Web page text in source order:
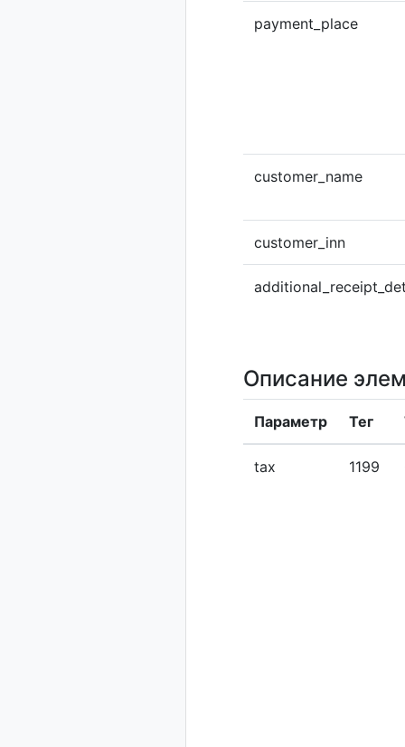
payment_place
customer_name
customer_inn
Описание
Параметр Тег
tax 1199